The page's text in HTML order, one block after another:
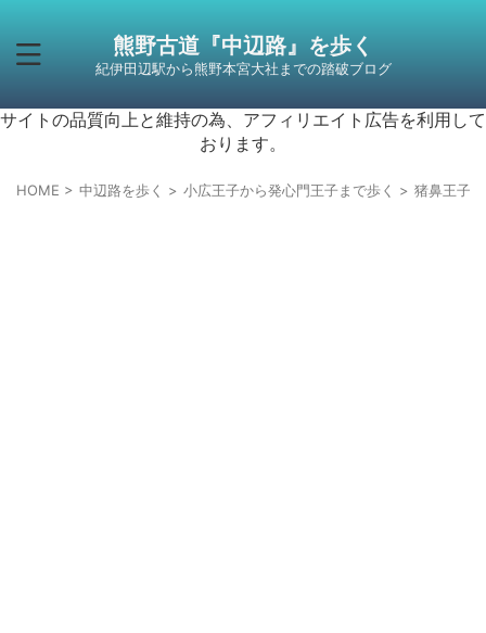
熊野古道『中辺路』を歩く
紀伊田辺駅から熊野本宮大社までの踏破ブログ
サイトの品質向上と維持の為、アフィリエイト広告を利用して
おります。
HOME > 中辺路を歩く > 小広王子から発心門王子まで歩く > 猪鼻王子